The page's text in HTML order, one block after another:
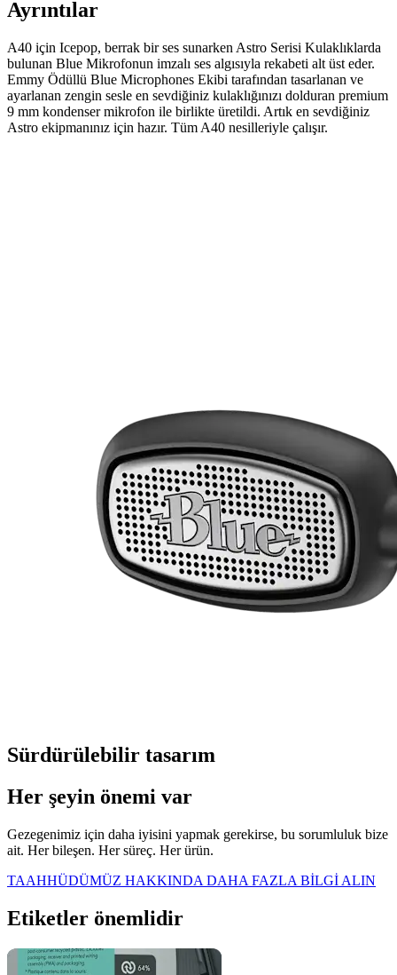
Ayrıntılar
A40 için Icepop, berrak bir ses sunarken Astro Serisi Kulaklıklarda
bulunan Blue Mikrofonun imzalı ses algısıyla rekabeti alt üst eder.
Emmy Ödüllü Blue Microphones Ekibi tarafından tasarlanan ve
ayarlanan zengin sesle en sevdiğiniz kulaklığınızı dolduran premium
9 mm kondenser mikrofon ile birlikte üretildi. Artık en sevdiğiniz
Astro ekipmanınız için hazır. Tüm A40 nesilleriyle çalışır.
Sürdürülebilir tasarım
Her şeyin önemi var
Gezegenimiz için daha iyisini yapmak gerekirse, bu sorumluluk bize
ait. Her bileşen. Her süreç. Her ürün.
TAAHHÜDÜMÜZ HAKKINDA DAHA FAZLA BİLGİ ALIN
Etiketler önemlidir